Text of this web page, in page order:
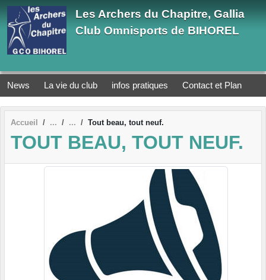
Les Archers du Chapitre, Gallia
Club Omnisports de BIHOREL
News La vie du club infos pratiques Contact et Plan
Accueil Tout beau, tout neuf.
TOUT BEAU, TOUT NEUF.
Panneau de gestion des cookies